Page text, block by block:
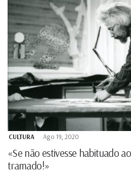
CULTURA Ago 19, 2020
«Se não estivesse habituado
tramado!»